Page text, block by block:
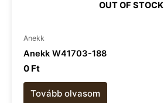
OUT OF STOCK
Anekk
Anekk W41703-188
0 Ft
Tovább olvasom